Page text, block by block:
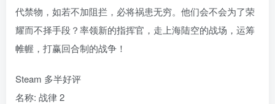
代禁物，如若不加阻拦，必将祸患无穷。他们会不会为了荣
耀而不择手段？率领新的指挥官，走上海陆空的战场，运筹
帷幄，打赢回合制的战争！
Steam 多半好评
名称: 战律 2